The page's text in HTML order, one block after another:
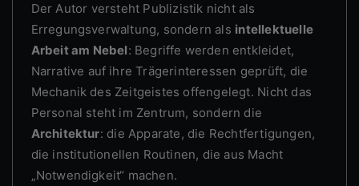
Der Autor versteht Publizistik nicht als
Erregungsverwaltung, sondern als intellektuelle
Arbeit am Nebel: Begriffe werden entkleidet,
Narrative auf ihre Trägerinteressen geprüft, die
Mechanik des Zeitgeistes offengelegt. Nicht das
Personal steht im Zentrum, sondern die
Architektur: die Apparate, die Rechtfertigungen,
die institutionellen Routinen, die aus Macht
„Notwendigkeit“ machen.